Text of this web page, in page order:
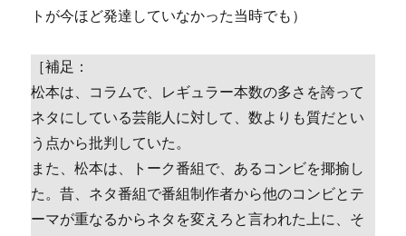
トが今ほど発達していなかった当時でも）
［補足：
松本は、コラムで、レギュラー本数の多さを誇って
ネタにしている芸能人に対して、数よりも質だとい
う点から批判していた。
また、松本は、トーク番組で、あるコンビを揶揄し
た。昔、ネタ番組で番組制作者から他のコンビとテ
ーマが重なるからネタを変えろと言われた上に、そ